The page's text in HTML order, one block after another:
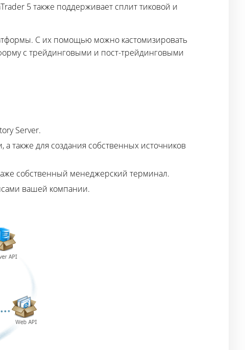
5 также поддерживает сплит тиковой и
С их помощью можно кастомизировать
с трейдинговыми и пост-трейдинговыми
Server.
также для создания собственных источников
собственный менеджерский терминал.
вашей компании.